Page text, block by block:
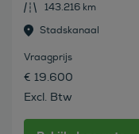
143.216 km
Stadskanaal
Vraagprijs
€ 19.600
Excl. Btw